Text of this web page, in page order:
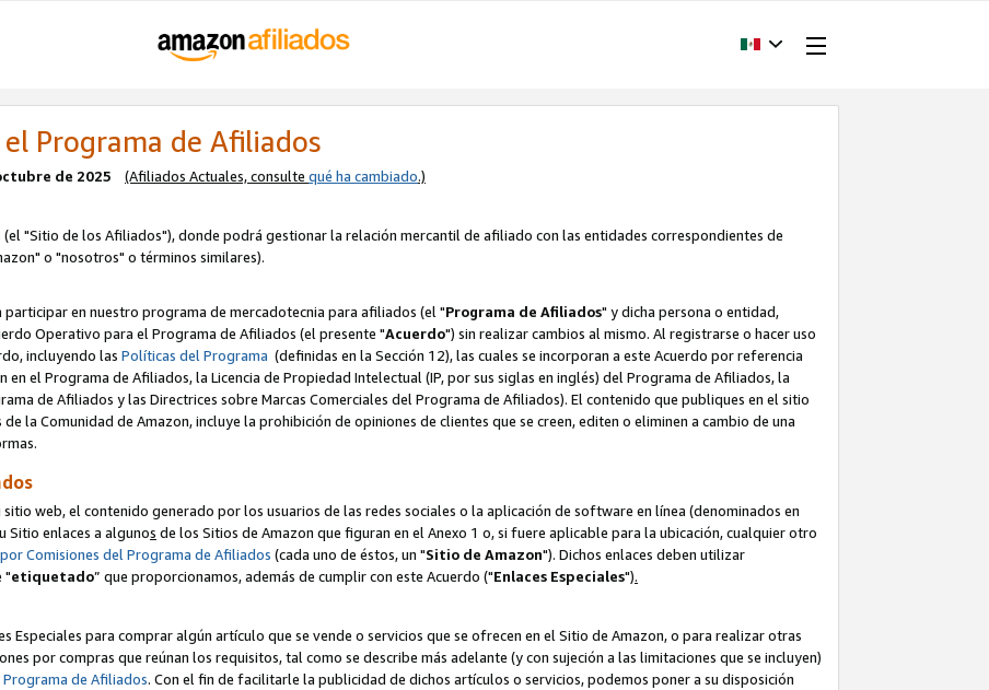
Programa de Afiliados
de 2025 (Afiliados Actuales, consulte qué ha cambiado.)
"Sitio de los Afiliados"), donde podrá gestionar la relación mercantil de afiliado con las entidades correspondientes de
o "nosotros" o términos similares).
en nuestro programa de mercadotecnia para afiliados (el "Programa de Afiliados" y dicha persona o entidad,
Operativo para el Programa de Afiliados (el presente "Acuerdo") sin realizar cambios al mismo. Al registrarse o hacer uso
incluyendo las Políticas del Programa (definidas en la Sección 12), las cuales se incorporan a este Acuerdo por referencia
el Programa de Afiliados, la Licencia de Propiedad Intelectual (IP, por sus siglas en inglés) del Programa de Afiliados, la
de Afiliados y las Directrices sobre Marcas Comerciales del Programa de Afiliados). El contenido que publiques en el sitio
la Comunidad de Amazon, incluye la prohibición de opiniones de clientes que se creen, editen o eliminen a cambio de una
web, el contenido generado por los usuarios de las redes sociales o la aplicación de software en línea (denominados en
Sitio enlaces a algunos de los Sitios de Amazon que figuran en el Anexo 1 o, si fuere aplicable para la ubicación, cualquier otro
Comisiones del Programa de Afiliados (cada uno de éstos, un "Sitio de Amazon"). Dichos enlaces deben utilizar
"etiquetado” que proporcionamos, además de cumplir con este Acuerdo ("Enlaces Especiales").
Especiales para comprar algún artículo que se vende o servicios que se ofrecen en el Sitio de Amazon, o para realizar otras
por compras que reúnan los requisitos, tal como se describe más adelante (y con sujeción a las limitaciones que se incluyen)
de Afiliados. Con el fin de facilitarle la publicidad de dichos artículos o servicios, podemos poner a su disposición